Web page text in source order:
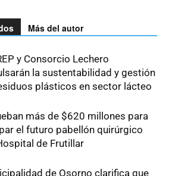
Más del autor
y Consorcio Lechero
la sustentabilidad y gestión
plásticos en sector lácteo
más de $620 millones para
el futuro pabellón quirúrgico
de Frutillar
de Osorno clarifica que